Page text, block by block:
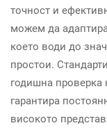
точност и
можем да
което води до
простои.
годишна проверка
гарантира
високото